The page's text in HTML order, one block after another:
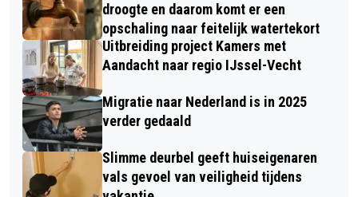
droogte en daarom komt er een
opschaling naar feitelijk watertekort
Uitbreiding project Kamers met
Aandacht naar regio IJssel-Vecht
Migratie naar Nederland is in 2025
verder gedaald
Slimme deurbel geeft huiseigenaren
vals gevoel van veiligheid tijdens